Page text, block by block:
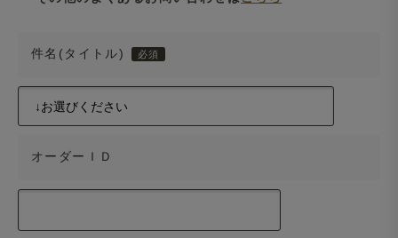
件名(タイトル)
オーダーＩＤ